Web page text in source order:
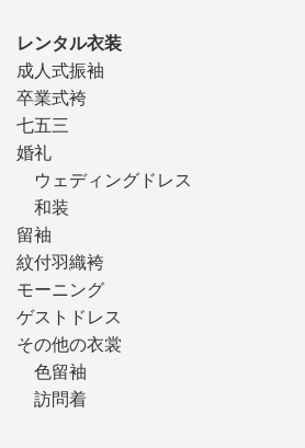
レンタル衣装
成人式振袖
卒業式袴
七五三
婚礼
ウェディングドレス
和装
留袖
紋付羽織袴
モーニング
ゲストドレス
その他の衣裳
色留袖
訪問着